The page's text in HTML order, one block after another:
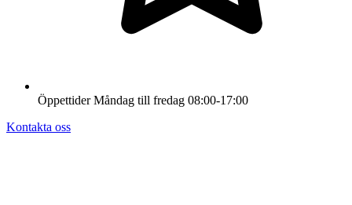
Öppettider Måndag till fredag 08:00-17:00
Kontakta oss